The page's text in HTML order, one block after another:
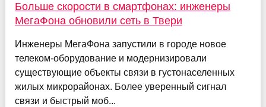
Больше скорости в смартфонах: инженеры
МегаФона обновили сеть в Твери
Инженеры МегаФона запустили в городе новое
телеком-оборудование и модернизировали
существующие объекты связи в густонаселенных
жилых микрорайонах. Более уверенный сигнал
связи и быстрый моб...